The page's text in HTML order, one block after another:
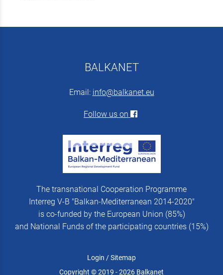
BALKANET
Email: info@balkanet.eu
Follow us on
The transnational Cooperation Programme
Interreg V-B "Balkan-Mediterranean 2014-2020"
is co-funded by the European Union (85%)
and National Funds of the participating countries (15%)
Login /Sitemap
Copyright © 2019 - 2026 Balkanet